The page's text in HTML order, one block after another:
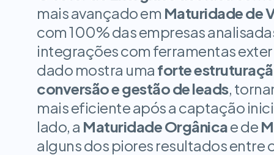
mais avançado em Maturidade de
com 100% das empresas
integrações com ferramentas
dado mostra uma forte
conversão e gestão de leads,
mais eficiente após a captação
lado, a Maturidade Orgânicae de
alguns dos piores resultados entre